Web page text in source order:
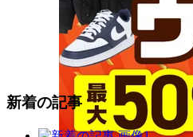
新着の記事